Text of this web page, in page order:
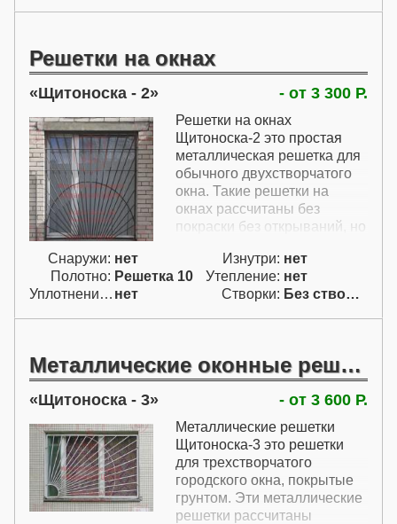
Решетки на окнах
Щитоноска - 2 - от 3 300 Р.
Решетки на окнах
Щитоноска-2 это простая
металлическая решетка для
обычного двухстворчатого
окна. Такие решетки на
окнах рассчитаны без
покраски без открываний, но
открывающимися и с
покрытием грунтом или
покраской эмалью.
Снаружи: нет Изнутри: нет
Полотно: Решетка 10 Утепление: нет
Уплотнение: нет Створки: Без створок (Г)
Металлические оконные решетки
Щитоноска - 3 - от 3 600 Р.
Металлические решетки
Щитоноска-3 это решетки
для трехстворчатого
городского окна, покрытые
грунтом. Эти металлические
решетки рассчитаны